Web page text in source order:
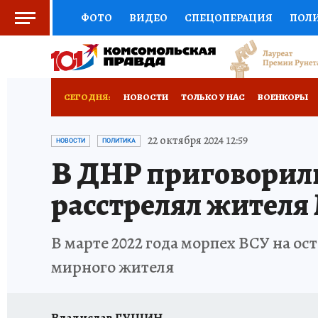
ФОТО ВИДЕО СПЕЦОПЕРАЦИЯ
СОЦПОДДЕРЖКА НАУКА СПОРТ
ГИД ПОТРЕБИТЕЛЯ РАДИО
СЕГОДНЯ: НОВОСТИ ТОЛЬКО У НАС ВОЕНКОРЫ
НОВОРОССИЯ АФИША
НОВОСТИ ПОЛИТИКА 22 октября 2024 12:59
В ДНР
расстрелял
В марте 2022 года морпех ВСУ на
мирного жителя